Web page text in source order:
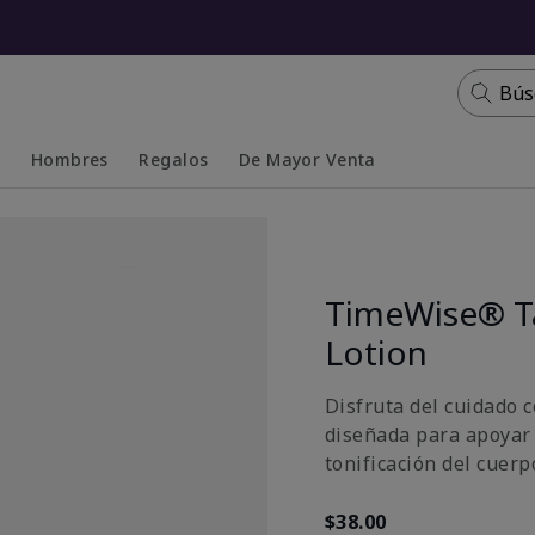
Hombres Regalos De Mayor Venta
TimeWise®
Lotion
Disfruta del cuidado
diseñada para
tonificación del
$38.00